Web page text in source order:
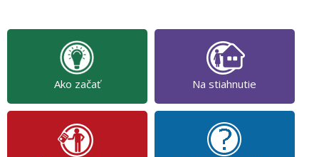
Ako začať Na stiahnutie